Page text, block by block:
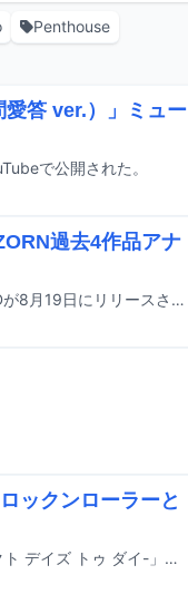
Penthouse
答 ver.）」ミュー
で公開された。
過去4作品アナ
ZORNとOZROSAURUSのツーマンライブ「Family Day」の模様を収めたDVDが8月19日にリリースされることが決定。さらに8月26日にはZORNの過去4作品のアナログ盤が発売される。
ックンローラーと
黒夢がアリーナワンマンライブ「THE PERFECT DAYS TO DIE -ザ パーフェクト デイズ トゥ ダイ-」の東京・TOYOTA ARENA TOKYO公演を、7月17日から19日まで計3日間にわたって行った。